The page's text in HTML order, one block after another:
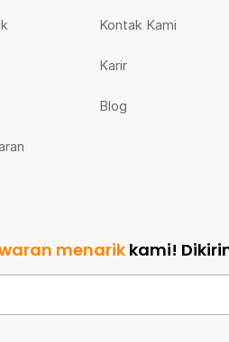
Kontak Kami
Karir
Blog
menarik kami!